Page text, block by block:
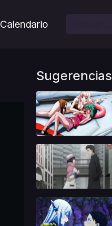
Calendario
Sugerencias